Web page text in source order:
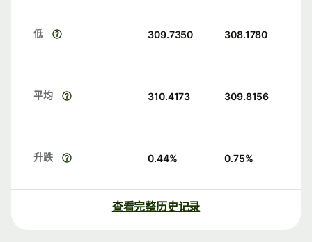
低 309.7350 308.1780
平均 310.4173 309.8156
升跌 0.44% 0.75%
查看完整历史记录